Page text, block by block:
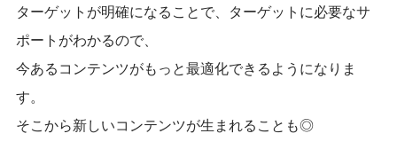
ターゲットが明確になることで、ターゲットに必要なサ
ポートがわかるので、
今あるコンテンツがもっと最適化できるようになりま
す。
そこから新しいコンテンツが生まれることも◎